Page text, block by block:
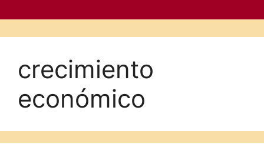
crecimiento
económico